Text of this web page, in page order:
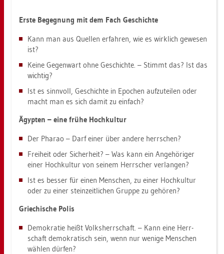
Erste Be­geg­nung mit dem Fach Ge­schich­te
Kann man aus Quel­len er­fah­ren, wie es wirk­lich ge­we­sen
ist?
Keine Ge­gen­wart ohne Ge­schich­te. – Stimmt das? Ist das
wich­tig?
Ist es sinn­voll, Ge­schich­te in Epo­chen auf­zu­tei­len oder
macht man es sich damit zu ein­fach?
Ägyp­ten – eine frühe Hoch­kul­tur
Der Pha­rao – Darf einer über an­de­re herr­schen?
Frei­heit oder Si­cher­heit? – Was kann ein An­ge­hö­ri­ger
einer Hoch­kul­tur von sei­nem Herr­scher ver­lan­gen?
Ist es bes­ser für einen Men­schen, zu einer Hoch­kul­tur
oder zu einer stein­zeit­li­chen Grup­pe zu ge­hö­ren?
Grie­chi­sche Polis
De­mo­kra­tie heißt Volks­herr­schaft. – Kann eine Herr­
schaft de­mo­kra­tisch sein, wenn nur we­ni­ge Men­schen
wäh­len dür­fen?